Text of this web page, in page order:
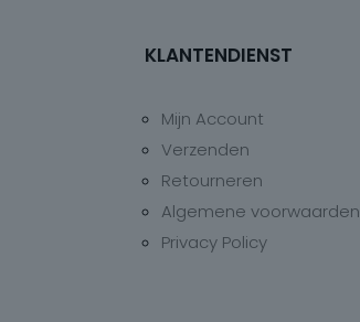
KLANTENDIENST
Mijn Account
Verzenden
Retourneren
Algemene voorwaarden
Privacy Policy